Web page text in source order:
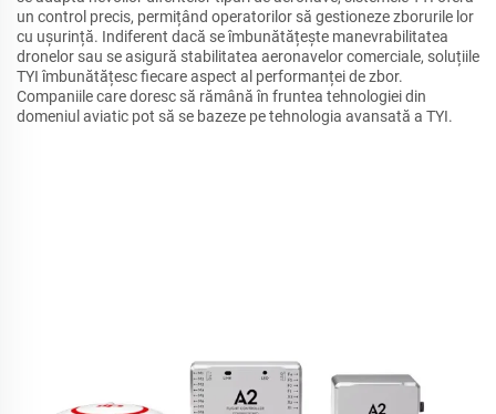
un control precis, permițând operatorilor să gestioneze zborurile lor
cu ușurință. Indiferent dacă se îmbunătățește manevrabilitatea
dronelor sau se asigură stabilitatea aeronavelor comerciale, soluțiile
TYI îmbunătățesc fiecare aspect al performanței de zbor.
Companiile care doresc să rămână în fruntea tehnologiei din
domeniul aviatic pot să se bazeze pe tehnologia avansată a TYI.